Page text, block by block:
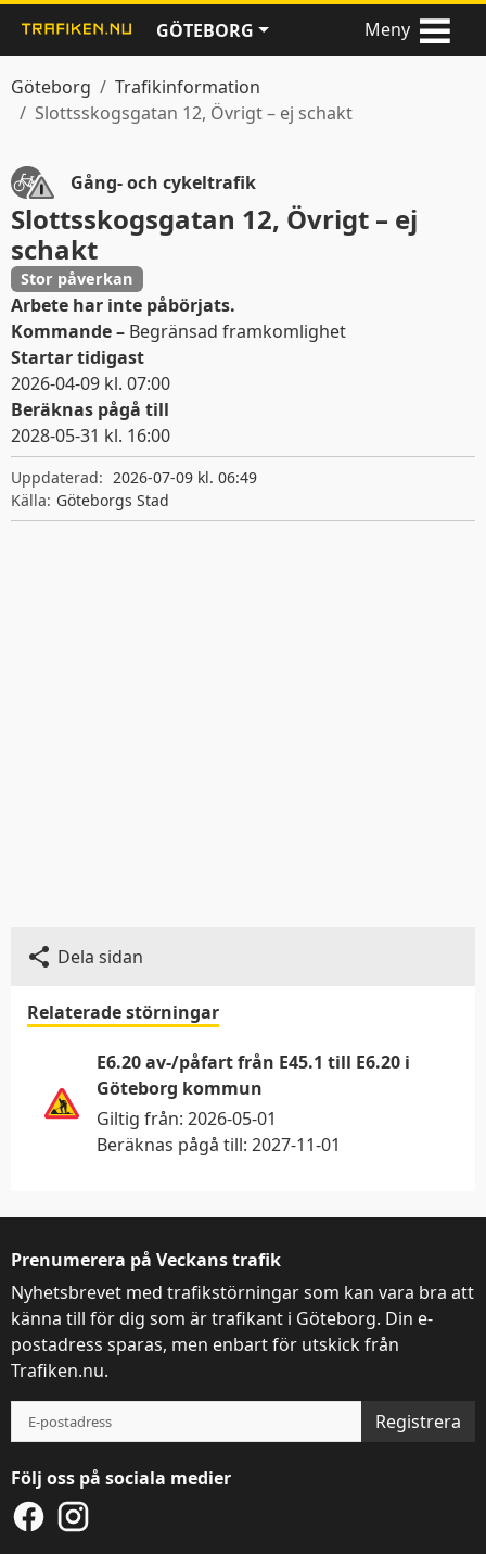
Denna webbplats
använder kakor
Trafiken.nu använder kakor för att ge dig en
Visa detaljer
GÖTEBORG Meny
Göteborg
Trafikinformation
Slottsskogsgatan 12, Övrigt – ej schakt
Gång- och cykeltrafik
Slottsskogsgatan 12, Övrigt – ej
schakt
Stor påverkan
Arbete har inte påbörjats.
Kommande – Begränsad framkomlighet
Giltighetstid
Startar tidigast
2026-04-09 kl. 07:00
Beräknas pågå till
2028-05-31 kl. 16:00
Uppdaterad: 2026-07-09 kl. 06:49
Källa: Göteborgs Stad
Dela sidan
Relaterade störningar
E6.20 av-/påfart från E45.1 till E6.20 i
Göteborg kommun
Giltig från: 2026-05-01
Beräknas pågå till: 2027-11-01
Prenumerera på Veckans trafik
Nyhetsbrevet med trafikstörningar som kan vara bra att
känna till för dig som är trafikant i Göteborg. Din e-
postadress sparas, men enbart för utskick från
Trafiken.nu.
Registrera
Följ oss på sociala medier